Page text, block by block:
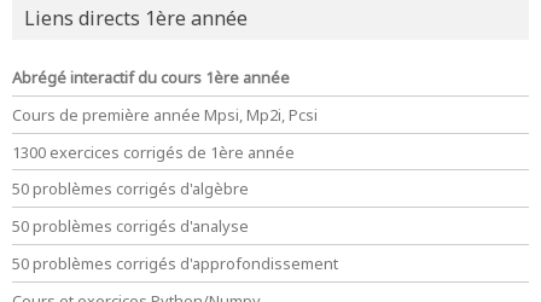
Liens directs 1ère année
Abrégé interactif du cours 1ère année
Cours de première année Mpsi, Mp2i, Pcsi
1300 exercices corrigés de 1ère année
50 problèmes corrigés d'algèbre
50 problèmes corrigés d'analyse
50 problèmes corrigés d'approfondissement